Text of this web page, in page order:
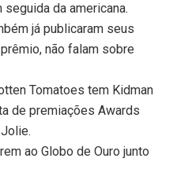
da americana.
já publicaram seus
não falam sobre
Tomatoes tem Kidman
de premiações Awards
ao Globo de Ouro junto